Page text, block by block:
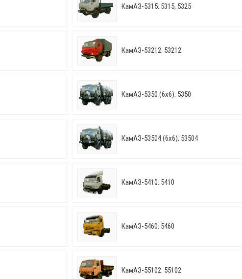
КамАЗ-5315: 5315, 5325
КамАЗ-53212: 53212
КамАЗ-5350 (6х6): 5350
КамАЗ-53504 (6х6): 53504
КамАЗ-5410: 5410
КамАЗ-5460: 5460
КамАЗ-55102: 55102